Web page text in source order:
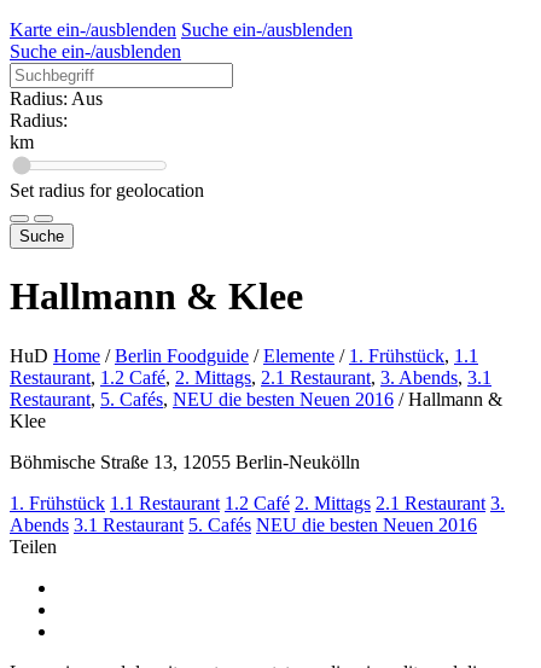
Karte ein-/ausblenden Suche ein-/ausblenden
Suche ein-/ausblenden
Radius: Aus
Radius:
km
Set radius for geolocation
Suche
Hallmann & Klee
HuD Home / Berlin Foodguide / Elemente / 1. Frühstück, 1.1
Restaurant, 1.2 Café, 2. Mittags, 2.1 Restaurant, 3. Abends, 3.1
Restaurant, 5. Cafés, NEU die besten Neuen 2016 / Hallmann &
Klee
Böhmische Straße 13, 12055 Berlin-Neukölln
1. Frühstück 1.1 Restaurant 1.2 Café 2. Mittags 2.1 Restaurant 3.
Abends 3.1 Restaurant 5. Cafés NEU die besten Neuen 2016
Teilen